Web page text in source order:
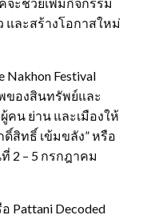
และสร้างโอกาสใหม่
Festival
ของสินทรัพย์และ
น ย่าน และเมืองให้
สิทธิ์ เข้มขลัง” หรือ
ที่ 2 – 5 กรกฎาคม
Pattani Decoded